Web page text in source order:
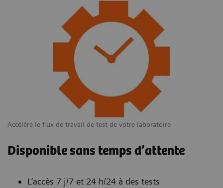
Accélère le flux de travail de test de votre laboratoire
Disponible sans temps d’attente
L’accès 7 j/7 et 24 h/24 à des tests